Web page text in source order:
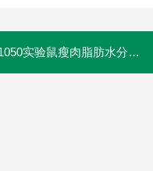
实验鼠瘦肉脂肪水分分析仪